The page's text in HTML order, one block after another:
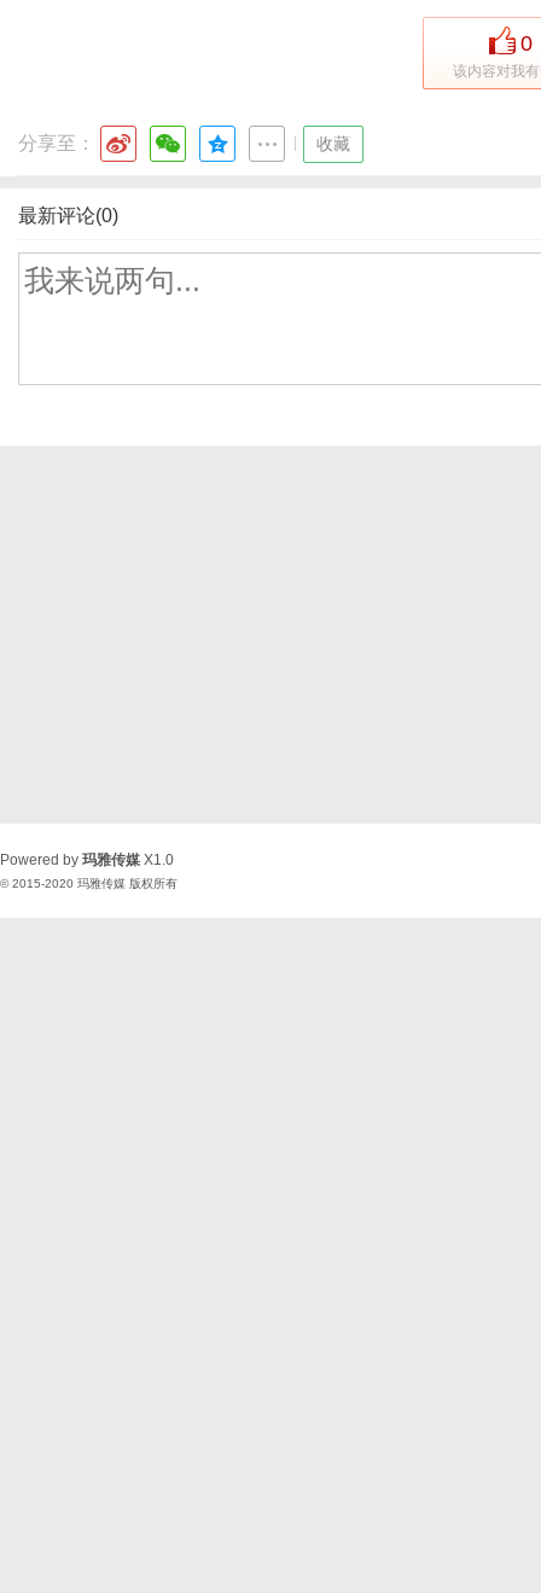
0
该内容对我
分享至： 收藏
最新评论(0)
Powered by 玛雅传媒 X1.0
© 2015-2020 玛雅传媒 版权所有